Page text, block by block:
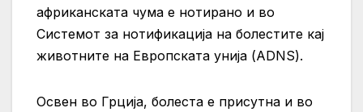
африканската чума е нотирано и во
Системот за нотификација на болестите кај
животните на Европската унија (ADNS).
Освен во Грција, болеста е присутна и во